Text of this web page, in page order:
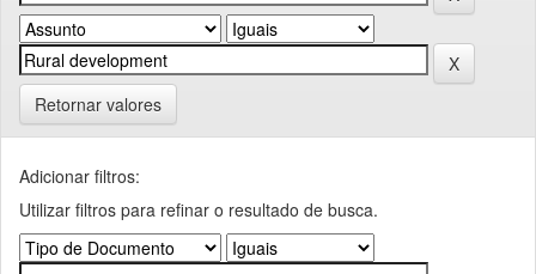
Retornar valores
Adicionar filtros:
Utilizar filtros para refinar o resultado de busca.